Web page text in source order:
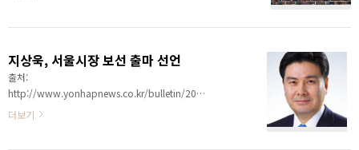
는 후보를 내지 않았고, 야권통합후보라는 명분하에
무소속 10번 박원순 후보가 나왔다. 그동안 자유선
진당의 지상욱씨가 당의 공천을 받지 못하고 탈당한
것으로 알려졌다. 그외에 8,9번에 무소속 후보가 나
보를 깎아내리기에 혈안이 되어있는데, 좀 한심하다
지상욱, 서울시장 보선 출마 선언
출처:
http://www.yonhapnews.co.kr/bulletin/2011/09/28/
did=1179m (서울=연합뉴스) 류지복 기자 = 자유
더보기